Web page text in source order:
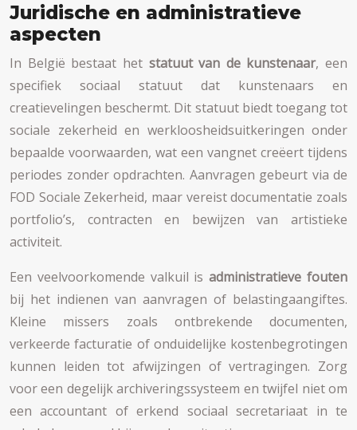
Juridische en administratieve
aspecten
In België bestaat het statuut van de kunstenaar, een
specifiek sociaal statuut dat kunstenaars en
creatievelingen beschermt. Dit statuut biedt toegang tot
sociale zekerheid en werkloosheidsuitkeringen onder
bepaalde voorwaarden, wat een vangnet creëert tijdens
periodes zonder opdrachten. Aanvragen gebeurt via de
FOD Sociale Zekerheid, maar vereist documentatie zoals
portfolio’s, contracten en bewijzen van artistieke
activiteit.
Een veelvoorkomende valkuil isadministratieve fouten
bij het indienen van aanvragen of belastingaangiftes.
Kleine missers zoals ontbrekende documenten,
verkeerde facturatie of onduidelijke kostenbegrotingen
kunnen leiden tot afwijzingen of vertragingen. Zorg
voor een degelijk archiveringssysteem en twijfel niet om
een accountant of erkend sociaal secretariaat in te